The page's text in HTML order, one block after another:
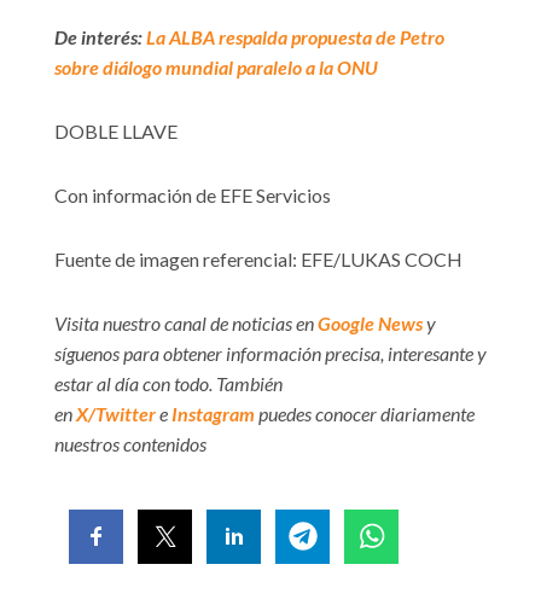
De interés:La ALBA respalda propuesta de Petro
sobre diálogo mundial paralelo a la ONU
DOBLE LLAVE
Con información de EFE Servicios
Fuente de imagen referencial: EFE/LUKAS COCH
Visita nuestro canal de noticias enGoogle Newsy
síguenos para obtener información precisa, interesante y
estar al día con todo. También
en X/Twittere Instagram puedes conocer diariamente
nuestros contenidos